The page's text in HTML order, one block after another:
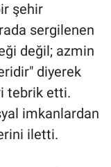
şehir
sergilenen
değil; azmin
diyerek
tebrik etti.
imkanlardan
iletti.